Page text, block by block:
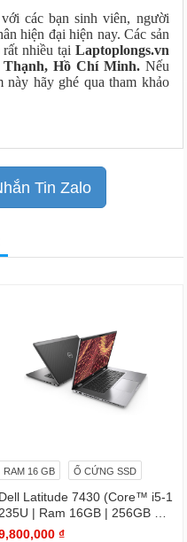
các bạn sinh viên, người
hiện đại hiện nay. Các sản
nhiều tại Laptoplongs.vn
Hồ Chí Minh. Nếu
này hãy ghé qua tham khảo
Tin Zalo
RAM 16 GB Ổ CỨNG SSD
Dell Latitude 7430 (Core™ i5-1
235U | Ram 16GB | 256GB SS
| 14.0inch FHD)
₫